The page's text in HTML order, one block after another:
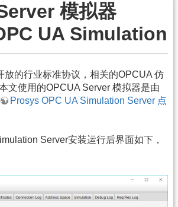
模拟器
UA Simulation
放的行业标准协议，相关的OPCUA 仿
文使用的OPCUA Server 模拟器是由
Prosys OPC UA Simulation Server 点
Server安装运行后界面如下，